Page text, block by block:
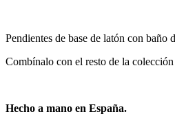
Pendientes de base de latón con baño
Combínalo con el resto de la colección
Hecho a mano en España.